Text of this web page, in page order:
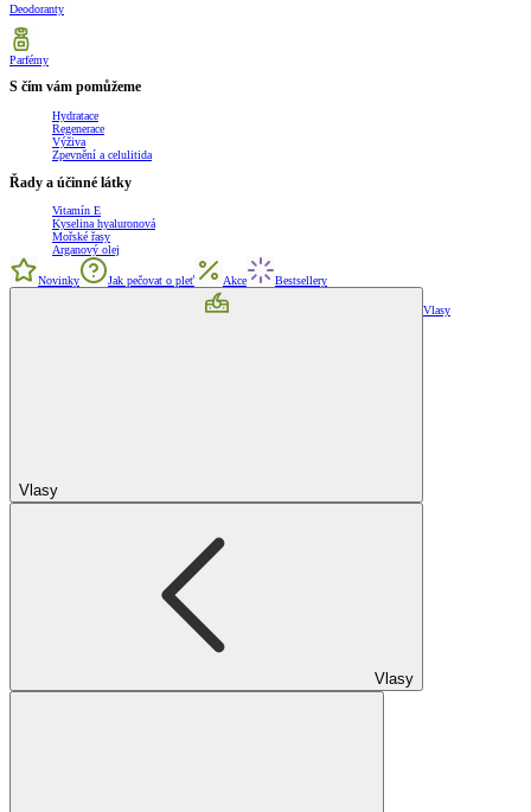
Deodoranty
Parfémy
S čím vám pomůžeme
Hydratace
Regenerace
Výživa
Zpevnění a celulitida
Řady a účinné látky
Vitamín E
Kyselina hyaluronová
Mořské řasy
Arganový olej
Novinky Jak pečovat o pleť Akce Bestsellery
Vlasy
Vlasy
Vlasy